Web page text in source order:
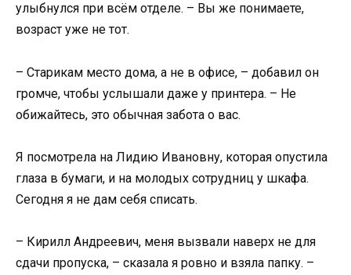
улыбнулся при всём отделе. – Вы же понимаете,
возраст уже не тот.
– Старикам место дома, а не в офисе, – добавил он
громче, чтобы услышали даже у принтера. – Не
обижайтесь, это обычная забота о вас.
Я посмотрела на Лидию Ивановну, которая опустила
глаза в бумаги, и на молодых сотрудниц у шкафа.
Сегодня я не дам себя списать.
– Кирилл Андреевич, меня вызвали наверх не для
сдачи пропуска, – сказала я ровно и взяла папку. –